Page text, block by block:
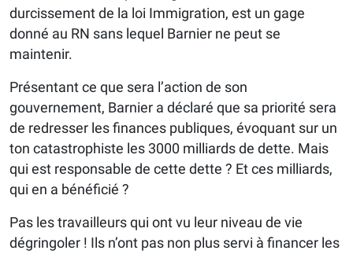
durcissement de la loi Immigration, est un gage
donné au RN sans lequel Barnier ne peut se
maintenir.
Présentant ce que sera l’action de son
gouvernement, Barnier a déclaré que sa priorité sera
de redresser les finances publiques, évoquant sur un
ton catastrophiste les 3000 milliards de dette. Mais
qui est responsable de cette dette ? Et ces milliards,
qui en a bénéficié ?
Pas les travailleurs qui ont vu leur niveau de vie
dégringoler ! Ils n’ont pas non plus servi à financer les